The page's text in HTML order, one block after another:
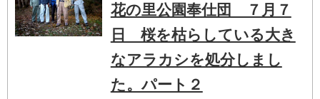
花の里公園奉仕団 ７月７
日 桜を枯らしている大き
なアラカシを処分しまし
た。パート２